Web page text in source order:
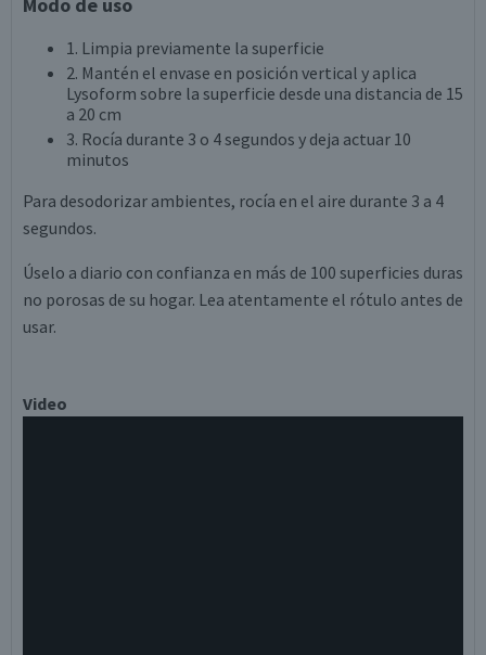
1. Limpia previamente la superficie
2. Mantén el envase en posición vertical y aplica
Lysoform sobre la superficie desde una distancia de 15
a 20 cm
3. Rocía durante 3 o 4 segundos y deja actuar 10
minutos
Para desodorizar ambientes, rocía en el aire durante 3 a 4
segundos.
Úselo a diario con confianza en más de 100 superficies duras
no porosas de su hogar. Lea atentamente el rótulo antes de
usar.
Video